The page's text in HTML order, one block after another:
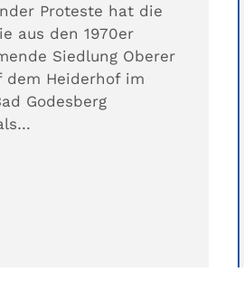
Proteste hat die
aus den 1970er
Siedlung Oberer
dem Heiderhof im
Godesberg